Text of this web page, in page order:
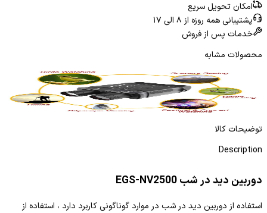
امکان تحویل سریع
پشتیبانی همه روزه از ۸ الی ۱۷
خدمات پس از فروش
محصولات مشابه
دوربین دید در شب NV2270
ادامه مطلب
توضیحات کالا
Description
دوربین دید در شب EGS-NV2500
استفاده از دوربین دید در شب در موارد گوناگونی کاربرد دارد ، استفاده از